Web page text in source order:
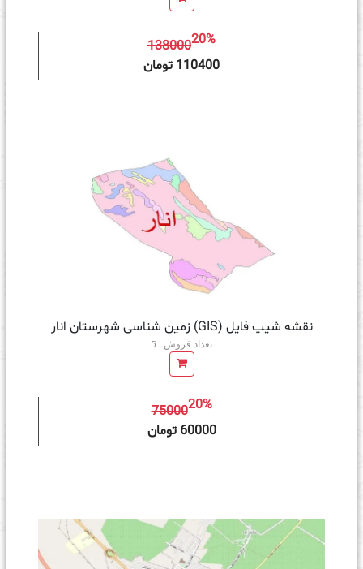
13800020%
110400 تومان
نقشه شیپ فایل (GIS) زمین‌ شناسی شهرستان انار
تعداد فروش : 5
7500020%
60000 تومان